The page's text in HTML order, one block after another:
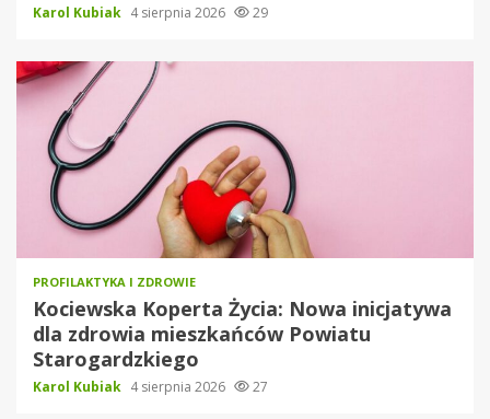
Karol Kubiak 4 sierpnia 2026 29
PROFILAKTYKA I ZDROWIE
Kociewska Koperta Życia: Nowa inicjatywa
dla zdrowia mieszkańców Powiatu
Starogardzkiego
Karol Kubiak 4 sierpnia 2026 27